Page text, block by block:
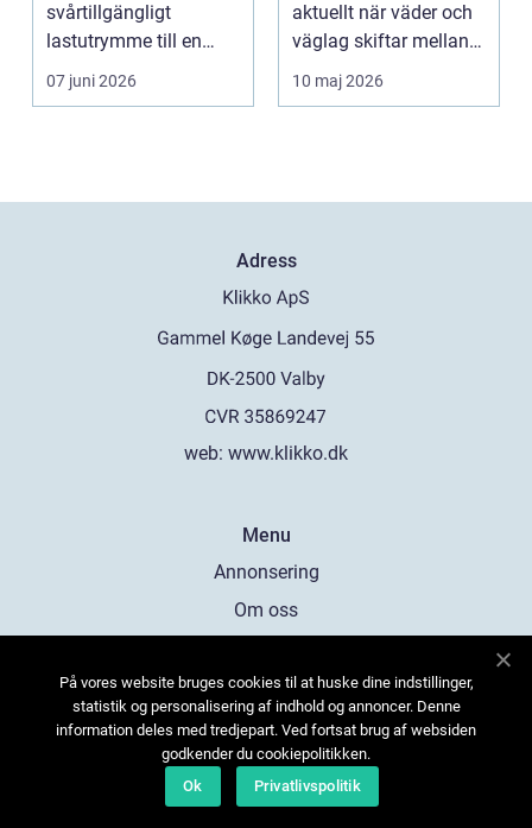
svårtillgängligt
lastutrymme till en
lättjobbad yta. Genom
att dra ut la...
07 juni 2026
aktuellt när väder och
väglag skiftar mellan
sommar och ...
10 maj 2026
Adress
web: www.klikko.dk
Menu
Annonsering
Om oss
Kontakta oss
Sitemap
På vores website bruges cookies til at huske dine indstillinger,
statistik og personalisering af indhold og annoncer. Denne
information deles med tredjepart. Ved fortsat brug af websiden
godkender du cookiepolitikken.
Ok
Privatlivspolitik